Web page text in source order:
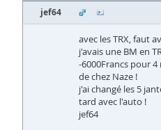
jef64
avec les TRX, faut
j'avais une BM en
-6000Francs pour
de chez Naze !
j'ai changé les 5
tard avec l'auto !
jef64